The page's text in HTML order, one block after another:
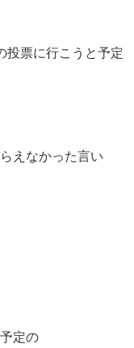
投票に行こうと予定
えなかった言い
定の